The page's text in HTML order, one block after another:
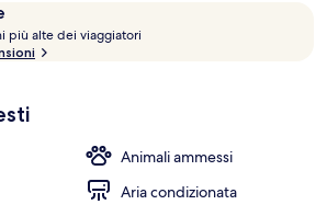
più alte dei viaggiatori
a
Animali ammessi
Aria condizionata